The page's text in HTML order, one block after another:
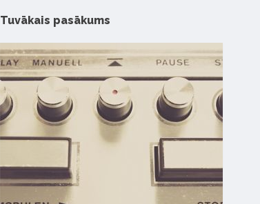
Tuvākais pasākums